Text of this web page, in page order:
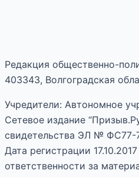
Редакция общественно-
403343, Волгоградская
Учредители: Автономное
Сетевое издание
свидетельства ЭЛ № ФС77-
Дата регистрации
ответственности за